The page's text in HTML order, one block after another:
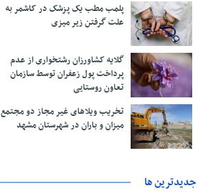
پلمب مطب یک پزشک در کاشمر به
علت گرفتن زیر میزی
گلایه کشاورزان رشتخواری از عدم
پرداخت پول زعفران توسط سازمان
تعاون روستایی
تخریب ویلاهای غیر مجاز دو مجتمع
میزان و باران در شهرستان مشهد
جديدترين ها